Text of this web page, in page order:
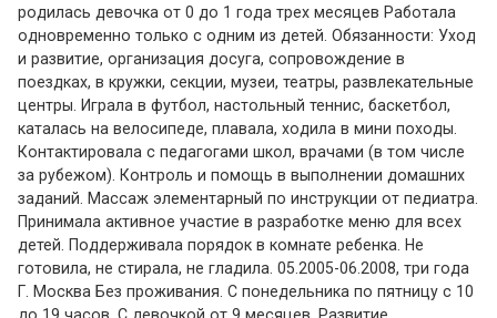
родилась девочка от 0 до 1 года трех месяцев Работала
одновременно только с одним из детей. Обязанности: Уход
и развитие, организация досуга, сопровождение в
поездках, в кружки, секции, музеи, театры, развлекательные
центры. Играла в футбол, настольный теннис, баскетбол,
каталась на велосипеде, плавала, ходила в мини походы.
Контактировала с педагогами школ, врачами (в том числе
за рубежом). Контроль и помощь в выполнении домашних
заданий. Массаж элементарный по инструкции от педиатра.
Принимала активное участие в разработке меню для всех
детей. Поддерживала порядок в комнате ребенка. Не
готовила, не стирала, не гладила. 05.2005-06.2008, три года
Г. Москва Без проживания. С понедельника по пятницу с 10